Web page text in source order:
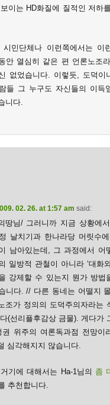
이는 HD화질에 질적인 저하
시민단체나 이런쪽에서는 이
안 열심히 같은 편 언론노조
없었습니다. 이렇듯, 도덕이
들 그 누구도 자신들의 이득
니다.
02. 26. at 1:57 am said:
땅님/ 그러니까 지금 상황에
날치기과 한나라당 머릿수
남아있는데, 그 과정에서 어
일방적 관철이 아니라 ‘대화
강제할 수 있는지 뭔가 방법
니다. // 다른 동네는 어떨지
조가 정의의 도덕주의자라는
(선리플후감상 금물). 게다가
위주의 여론독과점 전망이
심각해지지 않습니다.
기에 대해서는 Ha-1님의 좀
추천합니다.